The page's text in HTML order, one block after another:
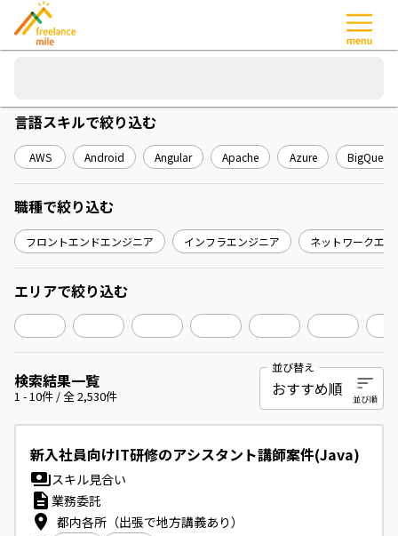
検索結果一覧
1 -10件 / 全2,530件
並び替え
新入社員向けIT研修のアシスタント講師案件(Java)
スキル見合い
業務委託
都内各所（出張で地方講義あり）
言語スキルで絞り込む
AWS Android Angular Apache Azure BigQuery
職種で絞り込む
フロントエンドエンジニア インフラエンジニア ネットワークエ
エリアで絞り込む